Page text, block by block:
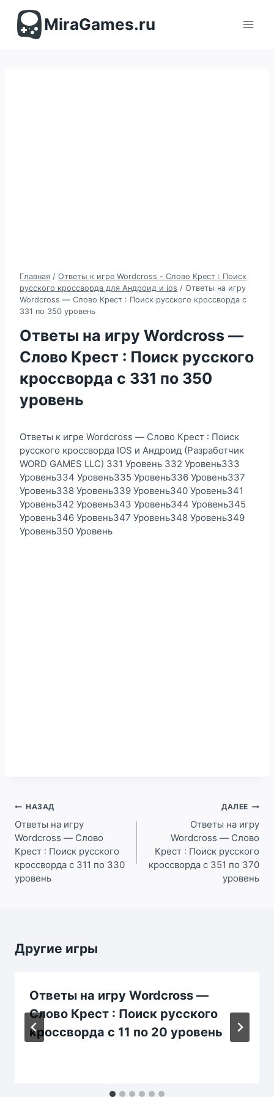
содержимомуMiraGames.ru
Главная / Ответы к игре Wordcross - Слово Крест : Поиск
русского кроссворда для Андроид и ios / Ответы на игру
Wordcross — Слово Крест : Поиск русского кроссворда с
331 по 350 уровень
Ответы на игру Wordcross —
Слово Крест : Поиск русского
кроссворда с 331 по 350
уровень
Ответы к игре Wordcross — Слово Крест : Поиск
русского кроссворда IOS и Андроид (Разработчик
WORD GAMES LLC) 331 Уровень 332 Уровень333
Уровень334 Уровень335 Уровень336 Уровень337
Уровень338 Уровень339 Уровень340 Уровень341
Уровень342 Уровень343 Уровень344 Уровень345
Уровень346 Уровень347 Уровень348 Уровень349
Уровень350 Уровень
Навигация
по
записям
НАЗАД
Ответы на игру
Wordcross — Слово
Крест : Поиск русского
кроссворда с 311 по 330
уровень
ДАЛЕЕ
Ответы на игру
Wordcross — Слово
Крест : Поиск русского
кроссворда с 351 по 370
уровень
Другие игры
Ответы на игру Wordcross —
Слово Крест : Поиск русского
кроссворда с 11 по 20 уровень